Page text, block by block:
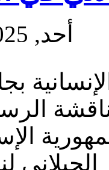
أحد, 12/21/2025 - 15:57
٢٠ ديسمبر ٢٠٢٥